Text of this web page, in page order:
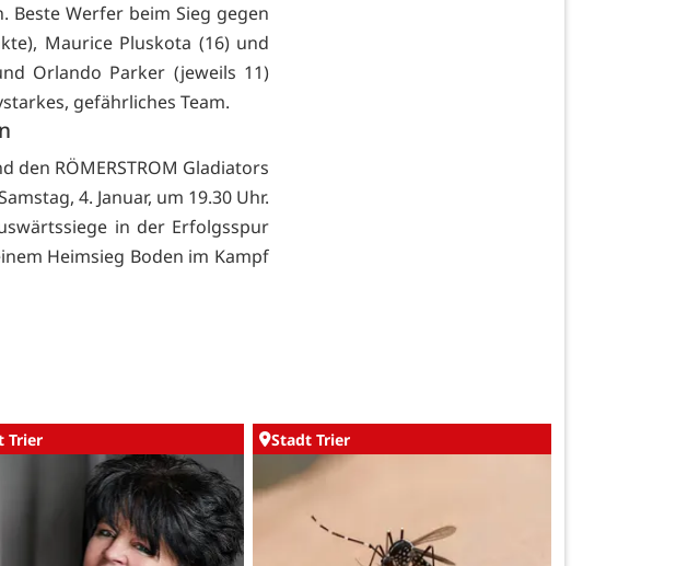
Beste Werfer beim Sieg gegen
Maurice Pluskota (16) und
Orlando Parker (jeweils 11)
gefährliches Team.
den RÖMERSTROM Gladiators
4. Januar, um 19.30 Uhr.
in der Erfolgsspur
Heimsieg Boden im Kampf
Trier Stadt Trier